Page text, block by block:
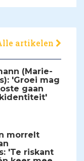
artikelen
(Marie-
'Groei mag
gaan
morrelt
'Te riskant